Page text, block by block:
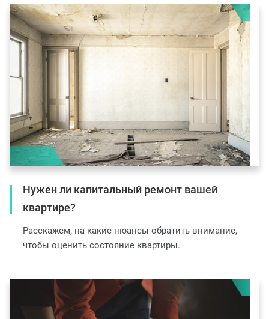
Нужен ли капитальный ремонт вашей
квартире?
Расскажем, на какие нюансы обратить внимание,
чтобы оценить состояние квартиры.